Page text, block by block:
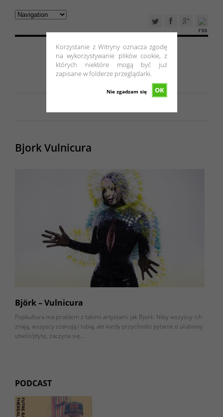
Korzystanie z Witryny oznacza zgodę
na wykorzystywanie plików cookie, z
których niektóre mogą być już
zapisane w folderze przeglądarki.
OK
Nie zgadzam się
Bjork Vulnicura
Björk – Vulnicura
Popkultura ma problem z takimi artystami jak Bjork. Niby wszyscy ich
znają, wszyscy szanują i lubią, ale kiedy przychodzi pytanie o ulubiony
utwór/płytę, zaczyna się…
PODCAST